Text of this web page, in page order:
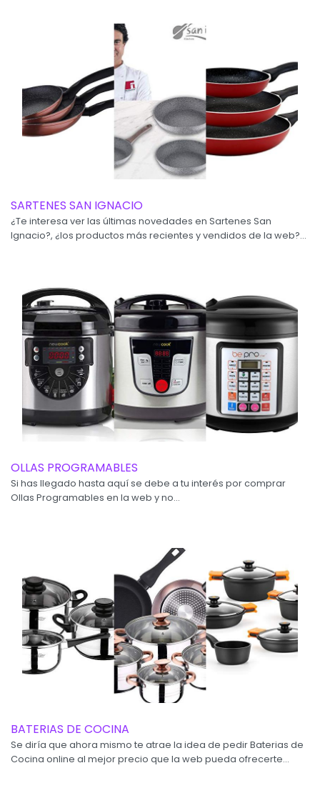
SARTENES SAN IGNACIO
¿Te interesa ver las últimas novedades en Sartenes San
Ignacio?, ¿los productos más recientes y vendidos de la web?...
OLLAS PROGRAMABLES
Si has llegado hasta aquí se debe a tu interés por comprar
Ollas Programables en la web y no...
BATERIAS DE COCINA
Se diría que ahora mismo te atrae la idea de pedir Baterias de
Cocina online al mejor precio que la web pueda ofrecerte...